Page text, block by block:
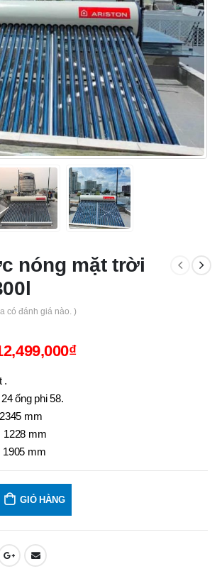
nóng mặt trời
có đánh giá nào. )
₫
.
ống phi 58.
mm
1228 mm
1905 mm
GIỎ HÀNG